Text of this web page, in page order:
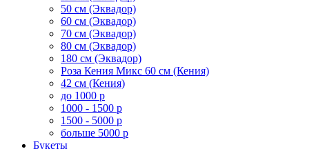
50 см (Эквадор)
60 см (Эквадор)
70 см (Эквадор)
80 см (Эквадор)
180 см (Эквадор)
Роза Кения Микс 60 см (Кения)
42 см (Кения)
до 1000 р
1000 - 1500 р
1500 - 5000 р
больше 5000 р
Букеты